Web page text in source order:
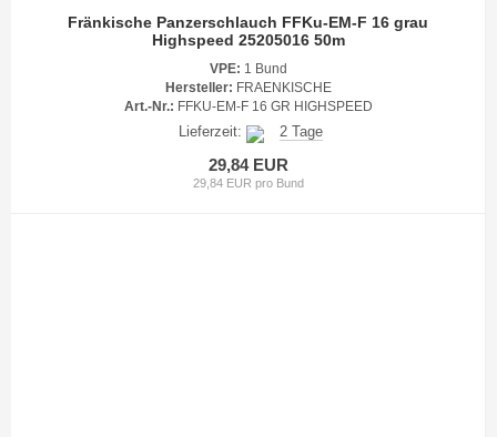
Fränkische Panzerschlauch FFKu-EM-F 16 grau
Highspeed 25205016 50m
VPE: 1 Bund
Hersteller: FRAENKISCHE
Art.-Nr.: FFKU-EM-F 16 GR HIGHSPEED
Lieferzeit: 2 Tage
29,84 EUR
29,84 EUR pro Bund